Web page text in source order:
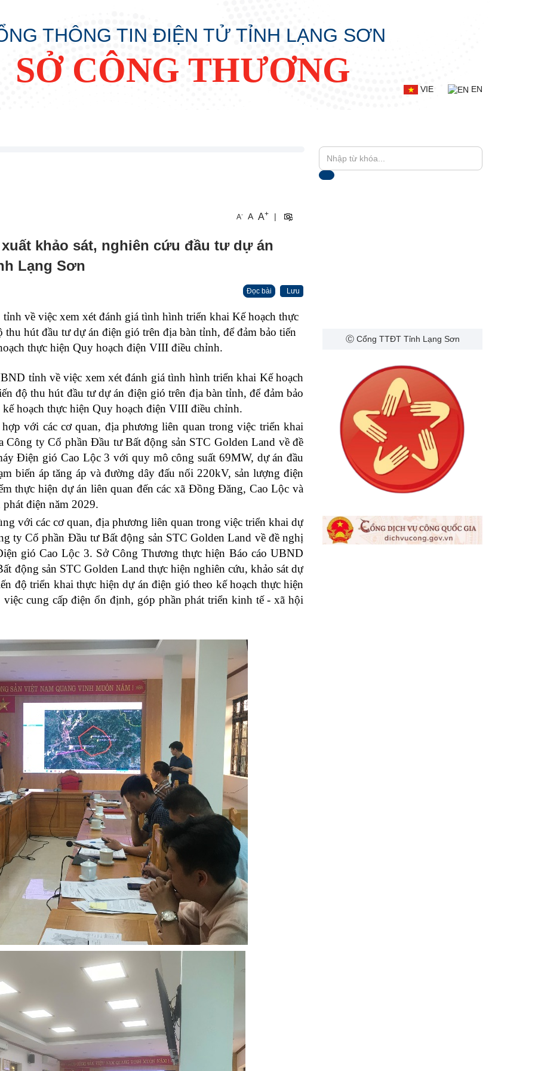
THÔNG TIN ĐIỆN TỬ TỈNH LẠNG SƠN
SỞ CÔNG THƯƠNG VIE EN
A- A A+ |
khảo sát, nghiên cứu đầu tư dự án
Lạng Sơn
Đọc bài Lưu
tỉnh về việc xem xét đánh giá tình hình triển khai Kế hoạch thực
hút đầu tư dự án điện gió trên địa bàn tỉnh, để đảm bảo tiến
thực hiện Quy hoạch điện VIII điều chỉnh.
tỉnh về việc xem xét đánh giá tình hình triển khai Kế hoạch
độ thu hút đầu tư dự án điện gió trên địa bàn tỉnh, để đảm bảo
hoạch thực hiện Quy hoạch điện VIII điều chỉnh.
với các cơ quan, địa phương liên quan trong việc triển khai
Công ty Cổ phần Đầu tư Bất động sản STC Golden Land về đề
Điện gió Cao Lộc 3 với quy mô công suất 69MW, dự án đầu
biến áp tăng áp và đường dây đấu nối 220kV, sản lượng điện
thực hiện dự án liên quan đến các xã Đồng Đăng, Cao Lộc và
điện năm 2029.
với các cơ quan, địa phương liên quan trong việc triển khai dự
ty Cổ phần Đầu tư Bất động sản STC Golden Land về đề nghị
gió Cao Lộc 3. Sở Công Thương thực hiện Báo cáo UBND
động sản STC Golden Land thực hiện nghiên cứu, khảo sát dự
độ triển khai thực hiện dự án điện gió theo kế hoạch thực hiện
việc cung cấp điện ổn định, góp phần phát triển kinh tế - xã hội
Ⓒ Cổng TTĐT Tỉnh Lạng Sơn